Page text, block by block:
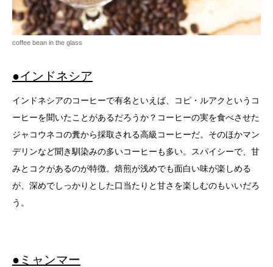
coffee bean in the glass
●インドネシア
インドネシアのコーヒーで有名といえば、コピ・ルアクというコ
ーヒーを聞いたことがあるだろうか？コーヒーの実を食べさせた
ジャコウネコの糞から採取される高級コーヒーだ。そのほかマン
デリンなど聞き馴染みの多いコーヒーも多い。スパイシーで、甘
みとコクがあるのが特徴。焙煎が浅めでも面白い味が楽しめる
が、深めでしっかりとした口当たりと甘さを楽しむのもいいだろ
う。
●ミャンマー